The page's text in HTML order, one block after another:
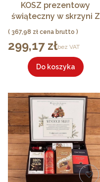
KOSZ prezentowy
świąteczny w skrzyni Z
PODPISEM Zestaw
Złoto-Czarny III
Cena
367,98 zł
Cena
299,17 złbez VAT
Do koszyka